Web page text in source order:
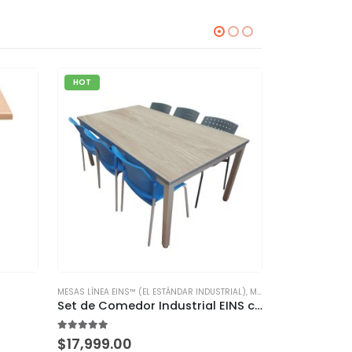
HOT
MESAS LÍNEA EINS™ (EL ESTÁNDAR INDUSTRIAL), MESAS PARA COMEDOR INDUSTRIAL
Set de Comedor Industrial EINS con 6 Sillas Areta Certificadas | Resistencia y Diseño Italiano
5.00 out of 5
$17,999.00